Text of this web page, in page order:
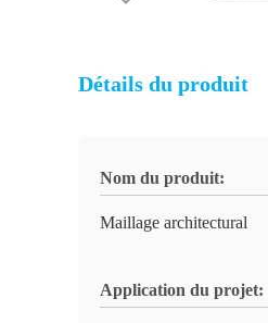
Détails du produit
Nom du produit:
Maillage architectural
Application du projet: